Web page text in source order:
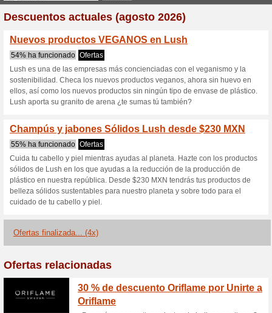
Inicio>L> Lush.mx
Lush.mx
2 ofertas actuales 4 ofertas
Filtrado:
Encuesta:
Ir alush.mx
Reciba las alertas relativas
cupones que acaban de ser
esta tienda..